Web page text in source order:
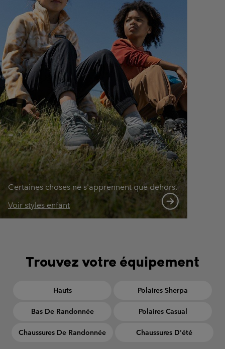
Certaines choses ne s'apprennent que dehors.
Voir styles enfant
Trouvez votre équipement
Hauts Polaires Sherpa
Bas De Randonnée Polaires Casual
Chaussures De Randonnée Chaussures D'été